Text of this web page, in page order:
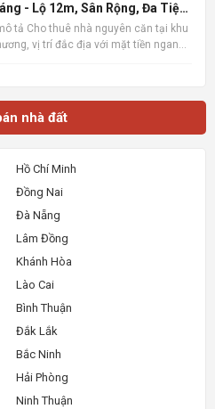
- Lộ 12m, Sân Rộng, Đa Tiện
tả Cho thuê nhà nguyên căn tại khu
vị trí đắc địa với mặt tiền ngang
nhà đất
Hồ Chí Minh
Đồng Nai
Đà Nẵng
Lâm Đồng
Khánh Hòa
Lào Cai
Bình Thuận
Đắk Lắk
Bắc Ninh
Hải Phòng
Ninh Thuận